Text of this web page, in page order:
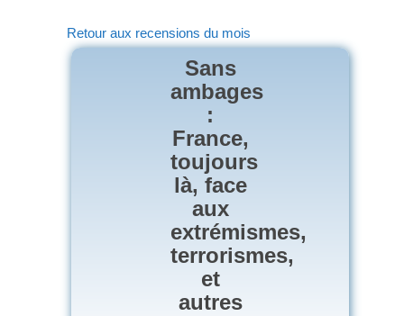
Retour aux recensions du mois
Sans
ambages
:
France,
toujours
là, face
aux
extrémismes,
terrorismes,
et
autres